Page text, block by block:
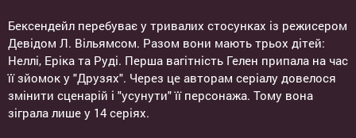
Бексендейл перебуває у тривалих стосунках із режисером
Девідом Л. Вільямсом. Разом вони мають трьох дітей:
Неллі, Еріка та Руді. Перша вагітність Гелен припала на час
її зйомок у "Друзях". Через це авторам серіалу довелося
змінити сценарій і "усунути" її персонажа. Тому вона
зіграла лише у 14 серіях.